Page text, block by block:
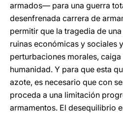
armados— para una guerra
desenfrenada carrera de
permitir que la tragedia de
ruinas económicas y sociales
perturbaciones morales,
humanidad. Y para que esta
azote, es necesario que con
proceda a una limitación
armamentos. El desequilibrio